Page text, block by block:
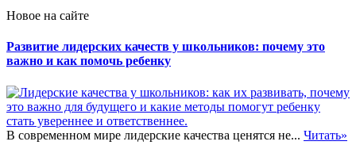
Новое на сайте
Развитие лидерских качеств у школьников: почему это
важно и как помочь ребенку
В современном мире лидерские качества ценятся не... Читать»